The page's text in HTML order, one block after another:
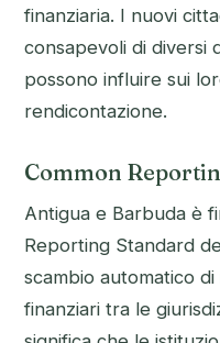
finanziaria. I nuovi
consapevoli di diversi
possono influire sui
rendicontazione.
Common
Antigua e Barbuda è
Reporting Standard
scambio automatico
finanziari tra le